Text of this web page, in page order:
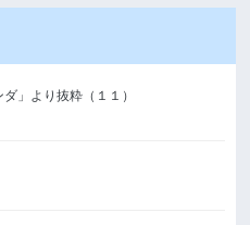
」より抜粋（１１）